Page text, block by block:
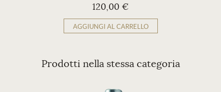
120,00 €
AGGIUNGI AL CARRELLO
Prodotti nella stessa categoria